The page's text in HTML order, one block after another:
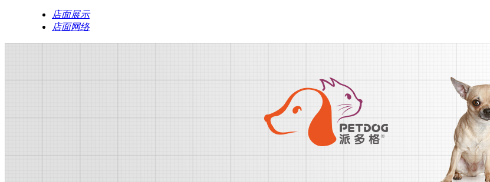
店面展示
店面网络